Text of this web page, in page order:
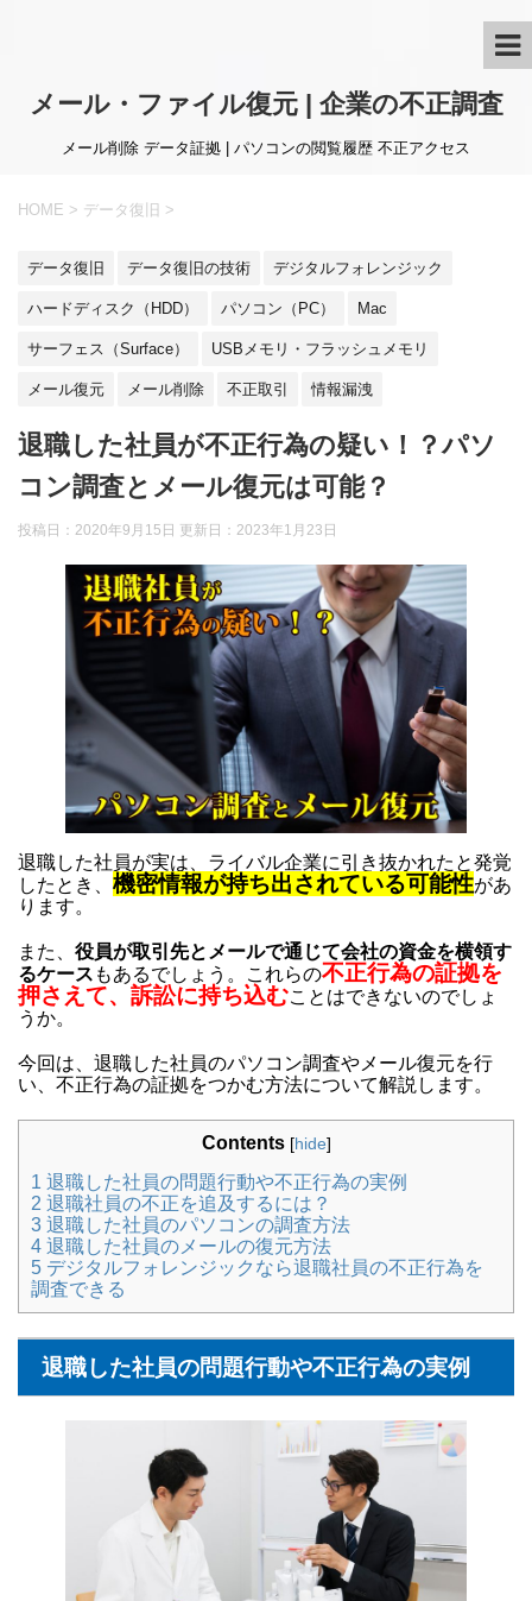
メール・ファイル復元 | 企業の不正調査
メール削除 データ証拠 | パソコンの閲覧履歴 不正アクセス
HOME > データ復旧 >
データ復旧 データ復旧の技術 デジタルフォレンジック
ハードディスク（HDD） パソコン（PC） Mac
サーフェス（Surface） USBメモリ・フラッシュメモリ
メール復元 メール削除 不正取引 情報漏洩
退職した社員が不正行為の疑い！？パソ
コン調査とメール復元は可能？
投稿日：2020年9月15日 更新日： 2023年1月23日
退職した社員が実は、ライバル企業に引き抜かれたと発覚
したとき、 機密情報が持ち出されている可能性があ
ります。
また、 役員が取引先とメールで通じて会社の資金を横領す
るケース もあるでしょう。これらの不正行為の証拠を
押さえて、訴訟に持ち込むことはできないのでしょ
うか。
今回は、退職した社員のパソコン調査やメール復元を行
い、不正行為の証拠をつかむ方法について解説します。
Contents [hide]
1 退職した社員の問題行動や不正行為の実例
2 退職社員の不正を追及するには？
3 退職した社員のパソコンの調査方法
4 退職した社員のメールの復元方法
5 デジタルフォレンジックなら退職社員の不正行為を
調査できる
退職した社員の問題行動や不正行為の実例